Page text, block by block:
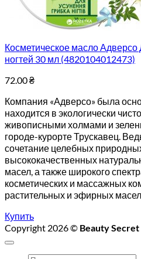
Косметическое масло Адверсо
ногтей 30 мл (4820104012473)
72.00₴
Компания «Адверсо» была
находится в экологически
живописными холмами и
городе-курорте Трускавец.
сочетание целебных
высококачественных
масел, а также широкого
косметических и массажных
растительных и эфирных
Купить
Copyright 2026 © Beauty Secret